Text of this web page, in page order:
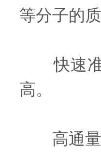
等分子的
快速准
高。
高通量